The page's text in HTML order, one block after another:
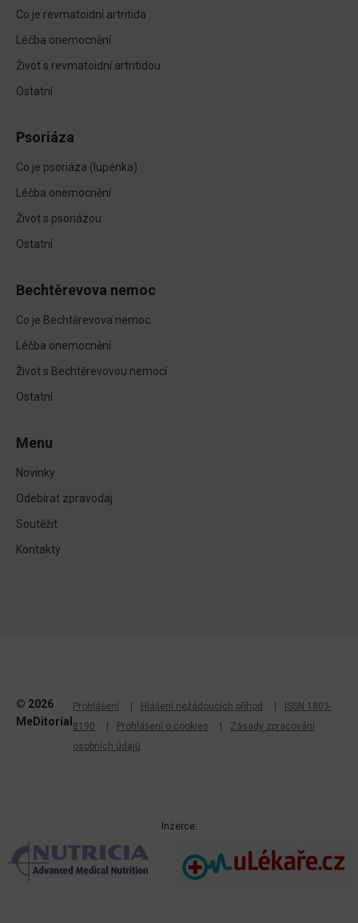
Co je revmatoidní artritida
Léčba onemocnění
Život s revmatoidní artritidou
Ostatní
Psoriáza
Co je psoriáza (lupénka)
Léčba onemocnění
Život s psoriázou
Ostatní
Bechtěrevova nemoc
Co je Bechtěrevova nemoc
Léčba onemocnění
Život s Bechtěrevovou nemocí
Ostatní
Menu
Novinky
Odebírat zpravodaj
Soutěžit
Kontakty
© 2026
MeDitorial
Prohlášení Hlášení nežádoucích příhod
ISSN 1803-
8190
Prohlášení o cookies
Zásady zpracování
osobních údajů
Inzerce: